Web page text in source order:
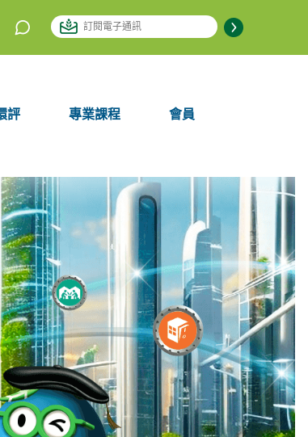
評 專業課程 會員